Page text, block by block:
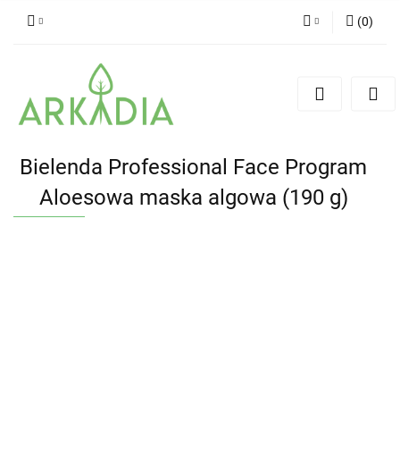
(0)
Bielenda Professional Face Program
Aloesowa maska algowa (190 g)